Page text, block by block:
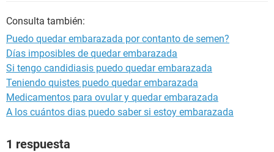
Consulta también:
Puedo quedar embarazada por contanto de semen?
Días imposibles de quedar embarazada
Si tengo candidiasis puedo quedar embarazada
Teniendo quistes puedo quedar embarazada
Medicamentos para ovular y quedar embarazada
A los cuántos dias puedo saber si estoy embarazada
1 respuesta